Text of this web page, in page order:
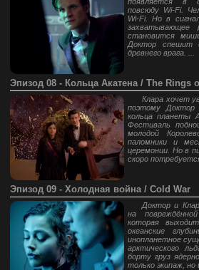
повсюду Wi-Fi.
Wi-Fi. Но в
захватывающее
становится
Доктор
древнего врага. ...
Эпизод 08 - Кольца Акатена / The Rings
Клара хочет
поэтому
кольца планеты
Фестиваль
молодой
паломники и
церемонии. Но в
скоро
Эпизод 09 - Холодная война / Cold War
Доктор и
на
которая
океанские
инопланетное
арктического
борту груз
только экипаж, но